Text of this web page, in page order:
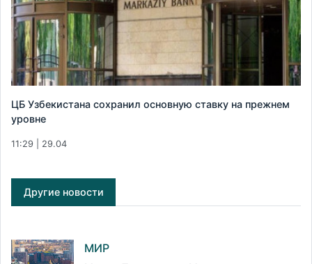
ЦБ Узбекистана сохранил основную ставку на прежнем
уровне
11:29 | 29.04
Другие новости
МИР